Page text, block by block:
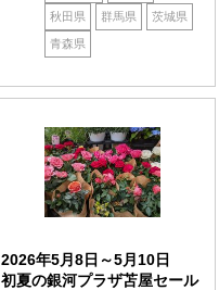
秋田県 群馬県 茨城県
青森県
2026年5月8日～5月10日
初夏の銀河プラザ苫屋セール